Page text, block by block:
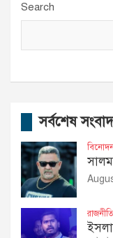
Search
সর্বশেষ সংবাদ
রাজনীতি